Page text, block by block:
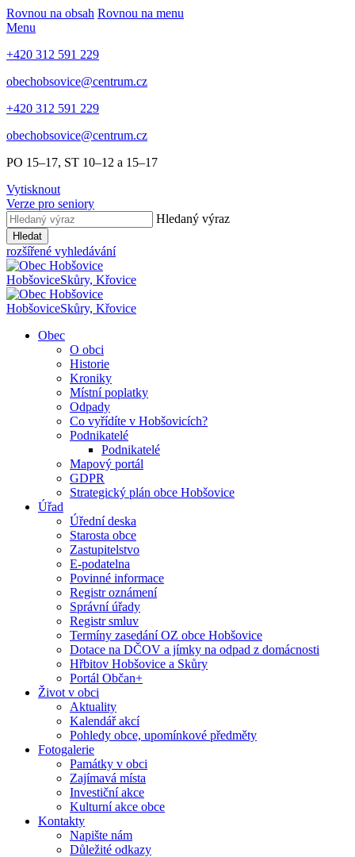
Rovnou na obsah Rovnou na menu
Menu
+420 312 591 229
obechobsovice@centrum.cz
+420 312 591 229
obechobsovice@centrum.cz
PO 15–17, ST 10–12 a 15–17
Vytisknout
Verze pro seniory
Hledaný výraz
Hledat
rozšířené vyhledávání
HobšoviceSkůry, Křovice
HobšoviceSkůry, Křovice
Obec
O obci
Historie
Kroniky
Místní poplatky
Odpady
Co vyřídíte v Hobšovicích?
Podnikatelé
Podnikatelé
Mapový portál
GDPR
Strategický plán obce Hobšovice
Úřad
Úřední deska
Starosta obce
Zastupitelstvo
E-podatelna
Povinné informace
Registr oznámení
Správní úřady
Registr smluv
Termíny zasedání OZ obce Hobšovice
Dotace na DČOV a jímky na odpad z domácnosti
Hřbitov Hobšovice a Skůry
Portál Občan+
Život v obci
Aktuality
Kalendář akcí
Pohledy obce, upomínkové předměty
Fotogalerie
Památky v obci
Zajímavá místa
Investiční akce
Kulturní akce obce
Kontakty
Napište nám
Důležité odkazy